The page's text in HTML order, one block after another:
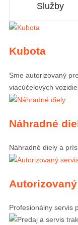
Služby
Kubota
Sme autorizovaný
viacúčelových
Náhradné
Náhradné diely a
Profesionálny servis